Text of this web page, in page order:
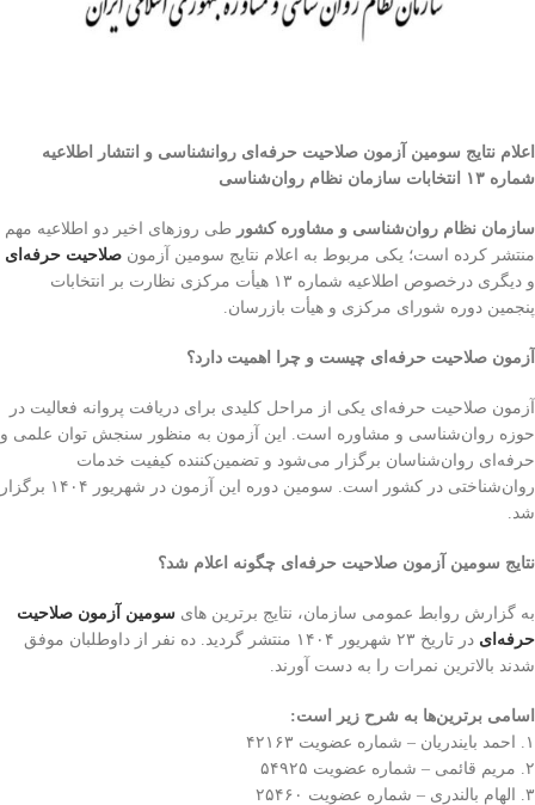
اعلام نتایج سومین آزمون صلاحیت حرفه‌ای روانشناسی و انتشار اطلاعیه
شماره ۱۳ انتخابات سازمان نظام روان‌شناسی
سازمان نظام روان‌شناسی و مشاوره کشور طی روزهای اخیر دو اطلاعیه مهم
منتشر کرده است؛ یکی مربوط به اعلام نتایج سومین آزمون صلاحیت حرفه‌ای
و دیگری درخصوص اطلاعیه شماره ۱۳ هیأت مرکزی نظارت بر انتخابات
پنجمین دوره شورای مرکزی و هیأت بازرسان.
آزمون صلاحیت حرفه‌ای چیست و چرا اهمیت دارد؟
آزمون صلاحیت حرفه‌ای یکی از مراحل کلیدی برای دریافت پروانه فعالیت در
حوزه روان‌شناسی و مشاوره است. این آزمون به منظور سنجش توان علمی و
حرفه‌ای روان‌شناسان برگزار می‌شود و تضمین‌کننده کیفیت خدمات
روان‌شناختی در کشور است. سومین دوره این آزمون در شهریور ۱۴۰۴ برگزار
شد.
نتایج سومین آزمون صلاحیت حرفه‌ای چگونه اعلام شد؟
به گزارش روابط عمومی سازمان، نتایج برترین های سومین آزمون صلاحیت
حرفه‌ای
در تاریخ ۲۳ شهریور ۱۴۰۴ منتشر گردید. ده نفر از داوطلبان موفق
شدند بالاترین نمرات را به دست آورند.
اسامی برترین‌ها به شرح زیر است:
۱. احمد بایندریان – شماره عضویت ۴۲۱۶۳
۲. مریم قائمی – شماره عضویت ۵۴۹۲۵
۳. الهام بالندری – شماره عضویت ۲۵۴۶۰